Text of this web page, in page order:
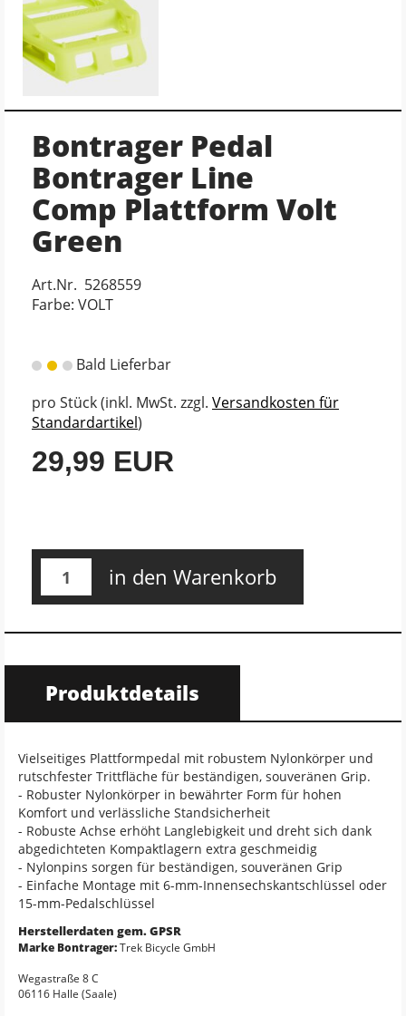
Bontrager Pedal
Bontrager Line
Comp Plattform Volt
Green
Art.Nr. 5268559
Farbe: VOLT
Bald Lieferbar
pro Stück (inkl. MwSt. zzgl. Versandkosten für
Standardartikel)
29,99 EUR
in den Warenkorb
Produktdetails
Vielseitiges Plattformpedal mit robustem Nylonkörper und
rutschfester Trittfläche für beständigen, souveränen Grip.
- Robuster Nylonkörper in bewährter Form für hohen
Komfort und verlässliche Standsicherheit
- Robuste Achse erhöht Langlebigkeit und dreht sich dank
abgedichteten Kompaktlagern extra geschmeidig
- Nylonpins sorgen für beständigen, souveränen Grip
- Einfache Montage mit 6-mm-Innensechskantschlüssel oder
15-mm-Pedalschlüssel
Herstellerdaten gem. GPSR
Marke Bontrager:Trek Bicycle GmbH
Wegastraße 8 C
06116 Halle (Saale)